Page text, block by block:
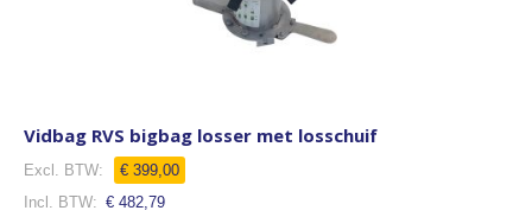
Vidbag RVS bigbag losser met losschuif
€ 399,00
€ 482,79